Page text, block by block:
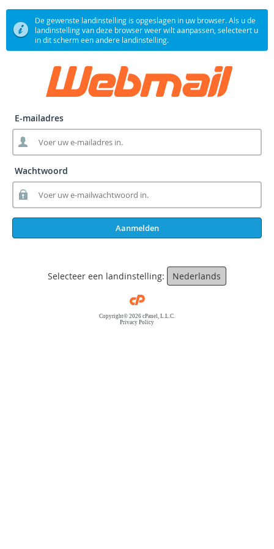
De gewenste landinstelling is opgeslagen in uw browser. Als u de
landinstelling van deze browser weer wilt aanpassen, selecteert u
in dit scherm een andere landinstelling.
E-mailadres
Wachtwoord
Aanmelden
Selecteer een landinstelling: Nederlands
Copyright© 2026 cPanel, L.L.C.
Privacy Policy